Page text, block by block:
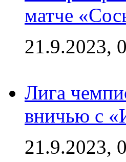
матче
21.9.2023,
Лига
вничью с
21.9.2023,